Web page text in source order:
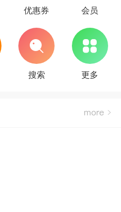
优惠券 会员
搜索 更多